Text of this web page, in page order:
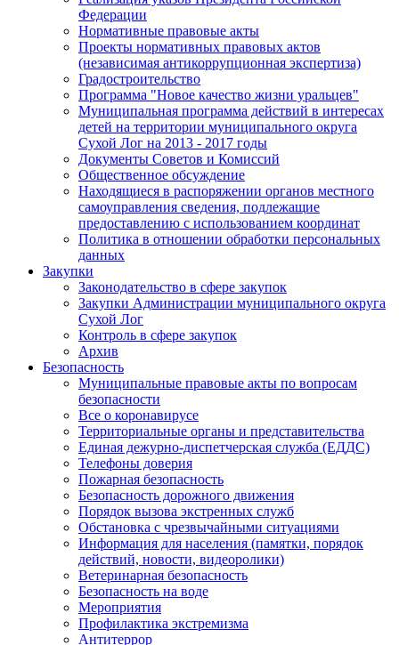
Федерации
Нормативные правовые акты
Проекты нормативных правовых актов
(независимая антикоррупционная экспертиза)
Градостроительство
Программа "Новое качество жизни уральцев"
Муниципальная программа действий в интересах
детей на территории муниципального округа
Сухой Лог на 2013 - 2017 годы
Документы Советов и Комиссий
Общественное обсуждение
Находящиеся в распоряжении органов местного
самоуправления сведения, подлежащие
предоставлению с использованием координат
Политика в отношении обработки персональных
данных
Закупки
Законодательство в сфере закупок
Закупки Администрации муниципального округа
Сухой Лог
Контроль в сфере закупок
Архив
Безопасность
Муниципальные правовые акты по вопросам
безопасности
Все о коронавирусе
Территориальные органы и представительства
Единая дежурно-диспетчерская служба (ЕДДС)
Телефоны доверия
Пожарная безопасность
Безопасность дорожного движения
Порядок вызова экстренных служб
Обстановка с чрезвычайными ситуациями
Информация для населения (памятки, порядок
действий, новости, видеоролики)
Ветеринарная безопасность
Безопасность на воде
Мероприятия
Профилактика экстремизма
Антитеррор